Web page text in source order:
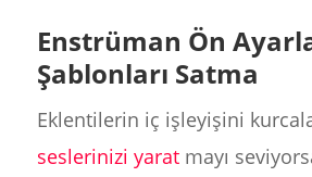
Enstrüman Ön
Şablonları Satma
Eklentilerin iç işleyişini
seslerinizi yaratmayı